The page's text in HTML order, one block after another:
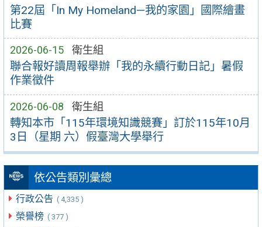
第22屆「In My Homeland—我的家園」國際繪畫
比賽
2026-06-15 衛生組
聯合報好讀周報舉辦「我的永續行動日記」暑假
作業徵件
2026-06-08 衛生組
轉知本市「115年環境知識競賽」訂於115年10月
3日（星期 六）假臺灣大學舉行
依公告類別彙總
行政公告 ( 4,335 )
榮譽榜 ( 377 )